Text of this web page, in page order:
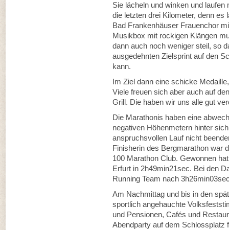
Sie lächeln und winken und
die letzten drei Kilometer, denn es
Bad Frankenhäuser Frauenchor
Musikbox mit rockigen Klängen
dann auch noch weniger steil, so
ausgedehnten Zielsprint auf den
kann.
Im Ziel dann eine schicke
Viele freuen sich aber auch auf
Grill. Die haben wir uns alle gut
Die Marathonis haben eine
negativen Höhenmetern hinter
anspruchsvollen Lauf nicht
Finisherin des Bergmarathon war
100 Marathon Club. Gewonnen
Erfurt in 2h49min21sec. Bei den
Running Team nach
Am Nachmittag und bis in den
sportlich angehauchte
und Pensionen, Cafés und
Abendparty auf dem Schlossplatz